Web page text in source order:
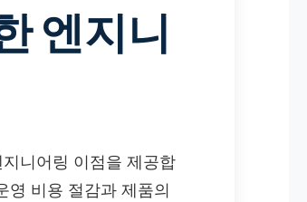
엔지니
니어링 이점을 제공합
영 비용 절감과 제품의